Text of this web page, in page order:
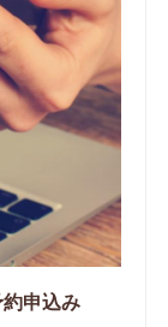
申込み